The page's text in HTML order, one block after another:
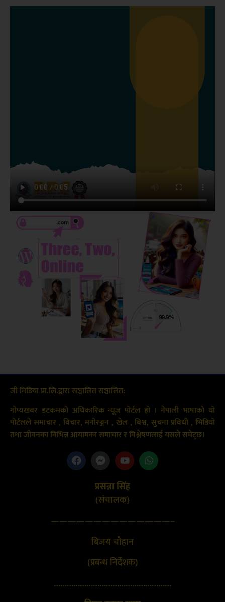
जी मिडिया प्रा.लि.द्वारा सञ्चालित सञ्चालित:
गोप्यखबर डटकमको अधिकारिक न्यूज पोर्टल हो । नेपाली भाषाको यो
पोर्टलले समाचार , विचार, मनोरञ्जन , खेल , बिश्व, सुचना प्रविधी , भिडियो
तथा जीवनका विभिन्न आयामका समाचार र विश्लेषणलाई यसले समेट्छ।
प्रसन्ना सिंह
(संचालक}
——————————————–
बिजय चौहान
(प्रबन्ध निर्देशक)
………………………………………………